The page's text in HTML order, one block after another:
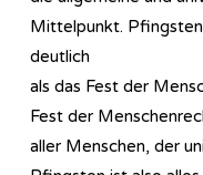
Mittelpunkt.
deutlich
als das Fest der
Fest der
aller Menschen, der